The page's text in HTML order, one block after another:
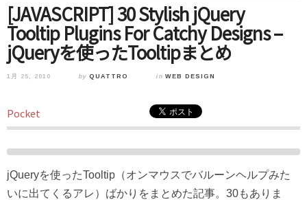
[JAVASCRIPT] 30 Stylish jQuery
Tooltip Plugins For Catchy Designs –
jQueryを使ったTooltipまとめ
1月 25, 2010 by QUATTRO in WEB DESIGN
Pocket
jQueryを使ったTooltip（オンマウスでバルーンヘルプみた
いに出てくるアレ）ばかりをまとめた記事。30もありま